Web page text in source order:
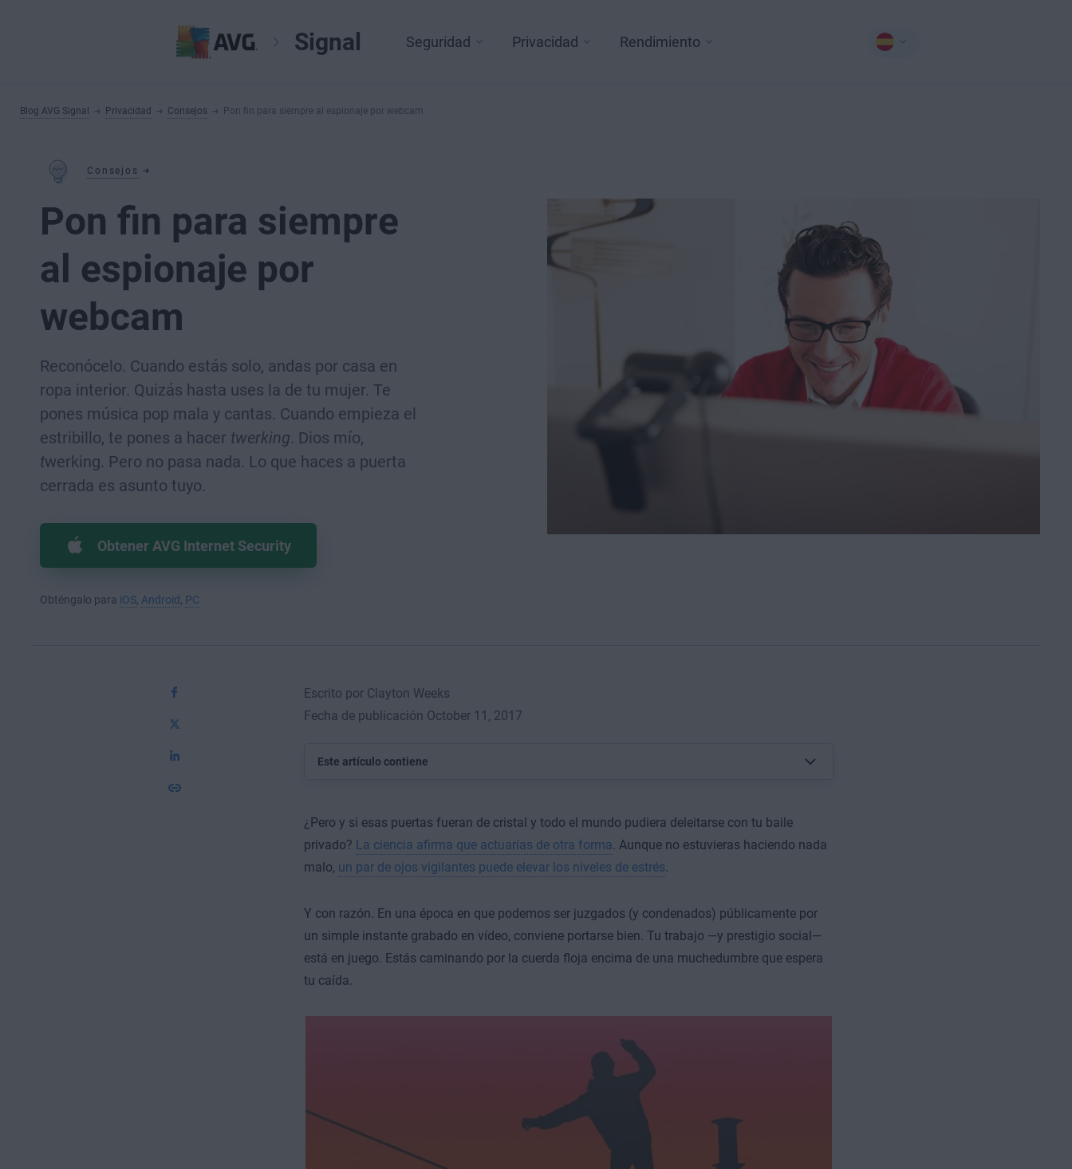
Signal Seguridad Privacidad Rendimiento
Blog AVG Signal Privacidad Consejos Pon fin para siempre al espionaje por webcam
Consejos
Pon fin para siempre
al espionaje por
webcam
Reconócelo. Cuando estás solo, andas por casa en
ropa interior. Quizás hasta uses la de tu mujer. Te
pones música pop mala y cantas. Cuando empieza el
estribillo, te pones a hacer twerking. Dios mío,
twerking. Pero no pasa nada. Lo que haces a puerta
cerrada es asunto tuyo.
Obtener AVG Internet Security
Obténgalo para iOS Android PC
Escrito por Clayton Weeks
Fecha de publicación October 11, 2017
Este artículo contiene
¿Pero y si esas puertas fueran de cristal y todo el mundo pudiera deleitarse con tu baile
privado? La ciencia afirma que actuarías de otra forma. Aunque no estuvieras haciendo nada
malo, un par de ojos vigilantes puede elevar los niveles de estrés.
Y con razón. En una época en que podemos ser juzgados (y condenados) públicamente por
un simple instante grabado en vídeo, conviene portarse bien. Tu trabajo —y prestigio social—
está en juego. Estás caminando por la cuerda floja encima de una muchedumbre que espera
tu caída.